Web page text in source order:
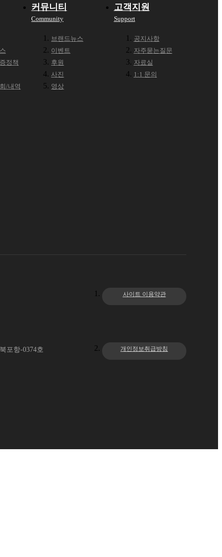
정책
/내역
커뮤니티
Community
브랜드뉴스
이벤트
후원
사진
영상
고객지원
Support
공지사항
자주묻는질문
자료실
1:1 문의
포항-0374호
사이트 이용약관
개인정보취급방침